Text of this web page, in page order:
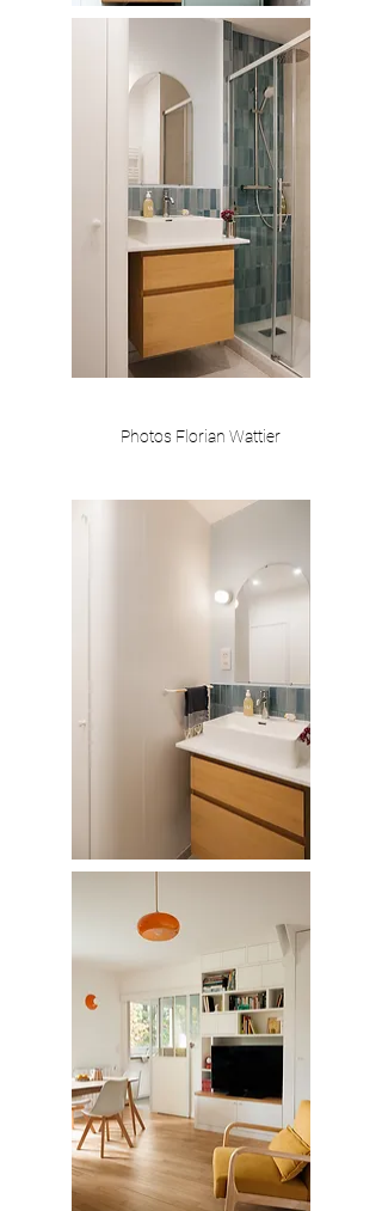
Photos Florian Wattier